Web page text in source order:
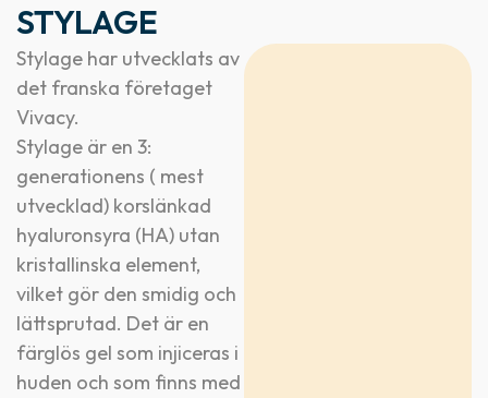
STYLAGE
Stylage har utvecklats av
det franska företaget
Vivacy.
Stylage är en 3:
generationens ( mest
utvecklad) korslänkad
hyaluronsyra (HA) utan
kristallinska element,
vilket gör den smidig och
lättsprutad. Det är en
färglös gel som injiceras i
huden och som finns med